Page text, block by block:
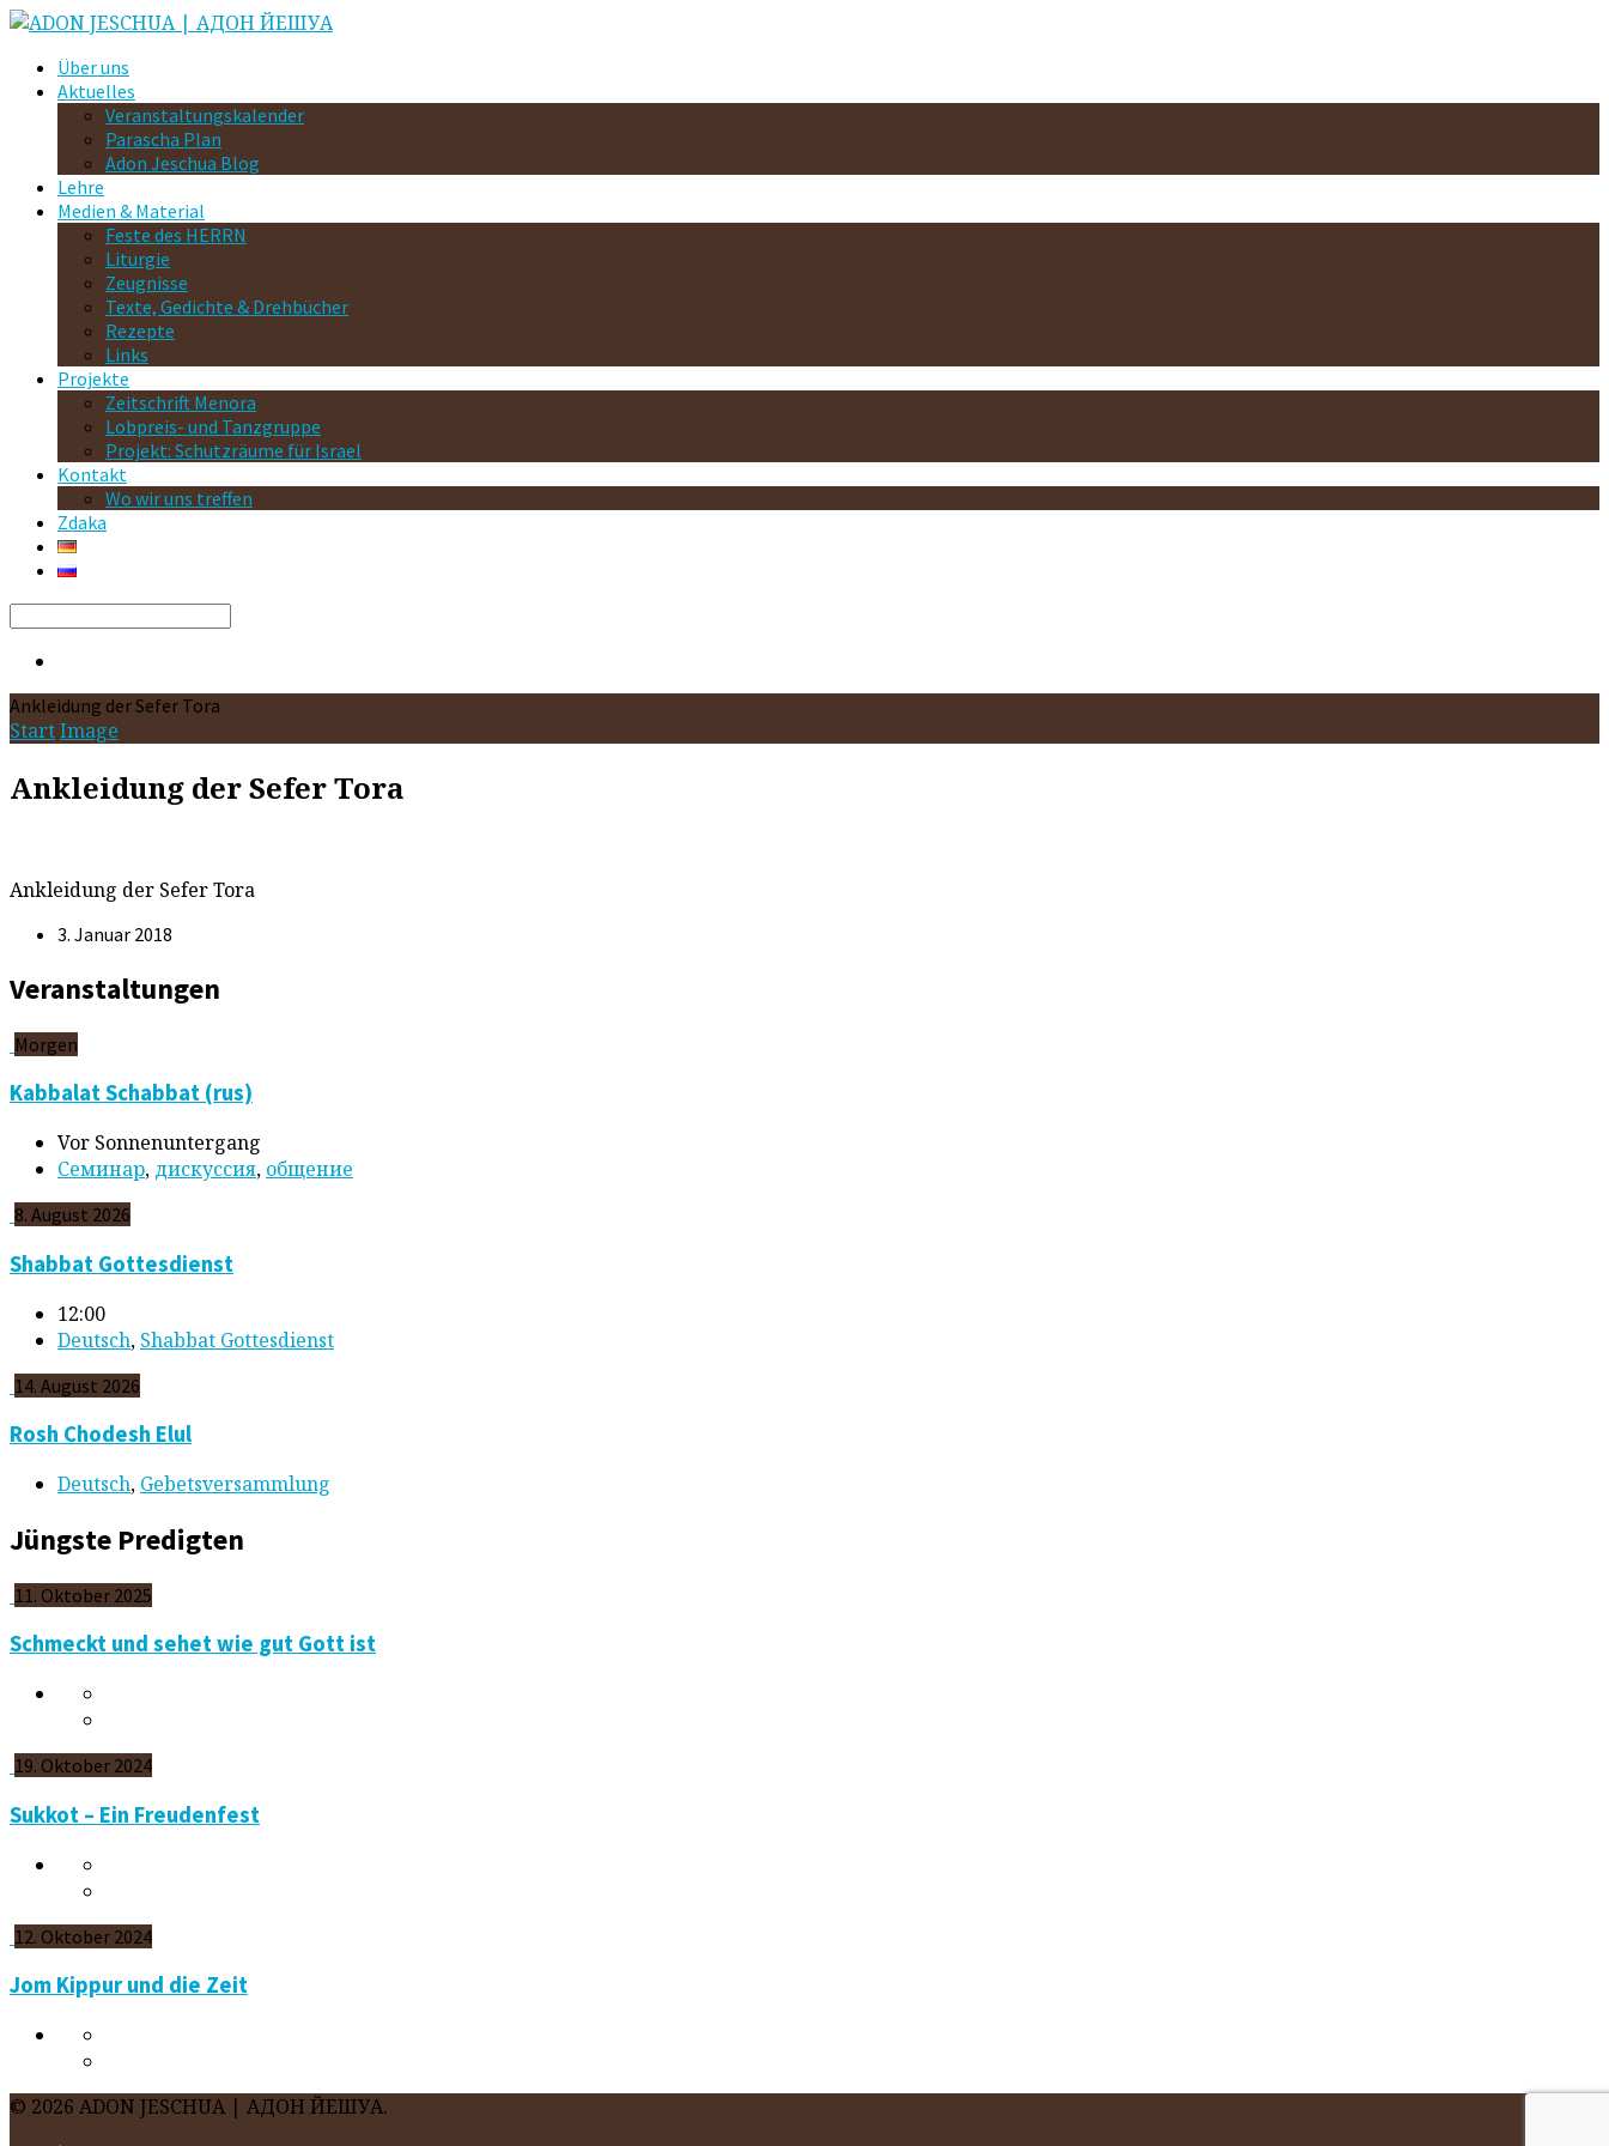
Über uns
Aktuelles
Veranstaltungskalender
Parascha Plan
Adon Jeschua Blog
Lehre
Medien & Material
Feste des HERRN
Liturgie
Zeugnisse
Texte, Gedichte & Drehbücher
Rezepte
Links
Projekte
Zeitschrift Menora
Lobpreis- und Tanzgruppe
Projekt: Schutzräume für Israel
Kontakt
Wo wir uns treffen
Zdaka
Search
Ankleidung der Sefer Tora
StartImage
Ankleidung der Sefer Tora
Ankleidung der Sefer Tora
3. Januar 2018
Veranstaltungen
Morgen
Kabbalat Schabbat (rus)
Vor Sonnenuntergang
Cеминар, дискуссия, общение
8. August 2026
Shabbat Gottesdienst
12:00
Deutsch, Shabbat Gottesdienst
14. August 2026
Rosh Chodesh Elul
Deutsch, Gebetsversammlung
Jüngste Predigten
11. Oktober 2025
Schmeckt und sehet wie gut Gott ist
19. Oktober 2024
Sukkot – Ein Freudenfest
12. Oktober 2024
Jom Kippur und die Zeit
© 2026 ADON JESCHUA | АДОН ЙЕШУА.